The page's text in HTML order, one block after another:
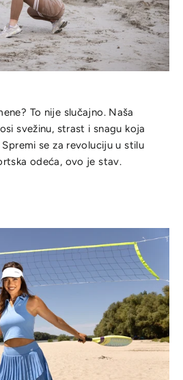
To nije slučajno. Naša
svežinu, strast i snagu koja
se za revoluciju u stilu
odeća, ovo je stav.